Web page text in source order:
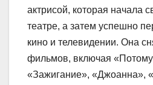
актрисой, которая начала
театре, а затем успешно
кино и телевидении. Она
фильмов, включая
«Зажигание», «Джоанна»,